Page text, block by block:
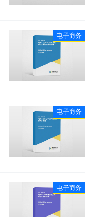
电子商务
电子商务
电子商务